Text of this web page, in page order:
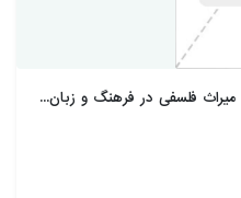
فلسفی در فرهنگ و زبان...